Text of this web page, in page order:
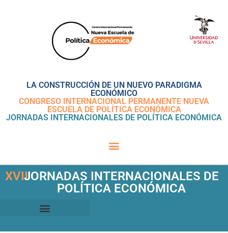
LA CONSTRUCCIÓN DE UN NUEVO PARADIGMA
ECONÓMICO
CONGRESO INTERNACIONAL PERMANENTE NUEVA
ESCUELA DE POLÍTICA ECONÓMICA
JORNADAS INTERNACIONALES DE POLÍTICA ECONÓMICA
XVIIJORNADAS INTERNACIONALES DE
POLÍTICA ECONÓMICA